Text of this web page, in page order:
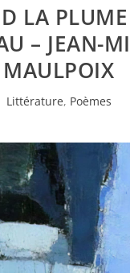
LA
– JEAN-
MAULPOIX
Littérature, Poèmes